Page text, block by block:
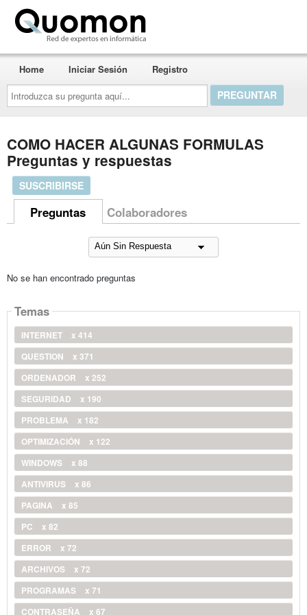
Introduzca
su
pregunta
aquí...
Home Iniciar Sesión Registro
COMO HACER ALGUNAS FORMULAS
Preguntas y respuestas
SUSCRIBIRSE
Preguntas Colaboradores
No se han encontrado preguntas
Temas
INTERNET
x 414
QUESTION
x 371
ORDENADOR
x 252
SEGURIDAD
x 190
PROBLEMA
x 182
OPTIMIZACIÓN
x 122
WINDOWS
x 88
ANTIVIRUS
x 86
PAGINA
x 85
PC
x 82
ERROR
x 72
ARCHIVOS
x 72
PROGRAMAS
x 71
CONTRASEÑA
x 67